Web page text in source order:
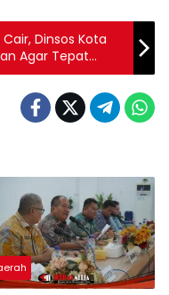
Dinsos Kota
Agar Tepat